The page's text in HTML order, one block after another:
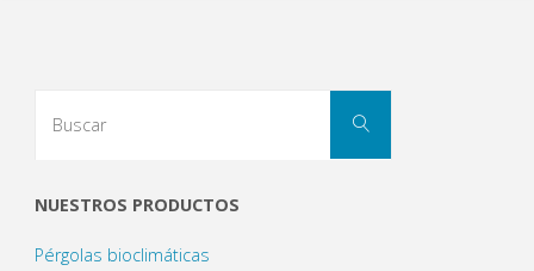
Buscar
NUESTROS PRODUCTOS
Pérgolas bioclimáticas